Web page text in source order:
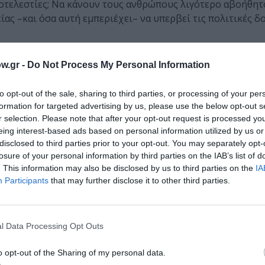
- Do Not Process My Personal Information
opt-out of the sale, sharing to third parties, or processing of your
for targeted advertising by us, please use the below opt-out
selection. Please note that after your opt-out request is processed
interest-based ads based on personal information utilized by us
to third parties prior to your opt-out. You may separately
of your personal information by third parties on the IAB’s list of
This information may also be disclosed by us to third parties on the
Participants that may further disclose it to other third parties.
Data Processing Opt Outs
opt-out of the Sharing of my personal data.
Να κάνουν τους ανθρώπους λιγότερο
–και όσα αυτή εμπεριέχει– να υπερβεί τις πολιτικές
συνεργάτης του Christian Lupa και πλέον ο πιο
και των νέων μέσων στην παραστασιακή
κατασκευάζει δηλαδή έργα τέχνης που,
συμβάντα.
σε παρόντα χρόνο ένα ουτοπικό μέλλον του θεάτρου
και να χορεύουμε έως το ξημέρωμα. Κι αν όχι για
τον Ιούνιο, και για τρεις ημέρες μόνο, το πείραμα
Μαλακάσα. Η παράσταση, που έχει ήδη διαπρέψει στις
εκεί από όπου όλα ξεκίνησαν, στη φύση. Ετοιμαστείτε
εμπειρία.
02:00 πριν το ξημέρωμα της Κυριακής 16 Ιουνίου, θα